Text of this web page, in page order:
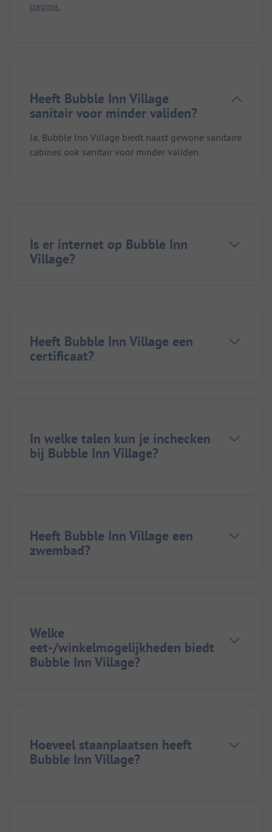
pagina.
Heeft Bubble Inn Village
sanitair voor minder validen?
Ja, Bubble Inn Village biedt naast gewone sanitaire
cabines ook sanitair voor minder validen.
Is er internet op Bubble Inn
Village?
Heeft Bubble Inn Village een
certificaat?
In welke talen kun je inchecken
bij Bubble Inn Village?
Heeft Bubble Inn Village een
zwembad?
Welke
eet-/winkelmogelijkheden biedt
Bubble Inn Village?
Hoeveel staanplaatsen heeft
Bubble Inn Village?